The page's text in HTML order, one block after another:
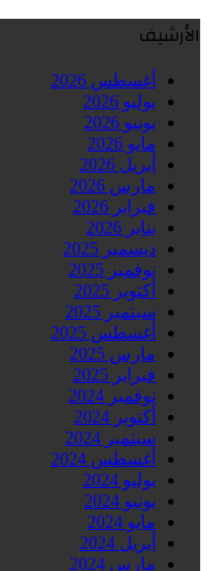
الأرشيف
أغسطس 2026
يوليو 2026
يونيو 2026
مايو 2026
أبريل 2026
مارس 2026
فبراير 2026
يناير 2026
ديسمبر 2025
نوفمبر 2025
أكتوبر 2025
سبتمبر 2025
أغسطس 2025
مارس 2025
فبراير 2025
نوفمبر 2024
أكتوبر 2024
سبتمبر 2024
أغسطس 2024
يوليو 2024
يونيو 2024
مايو 2024
أبريل 2024
مارس 2024